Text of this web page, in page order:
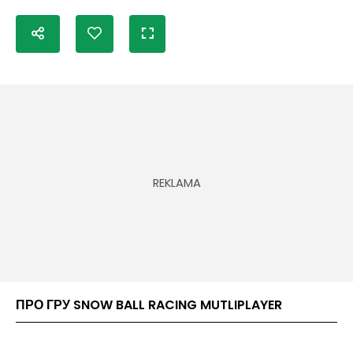
ПРО ГРУ SNOW BALL RACING MUTLIPLAYER